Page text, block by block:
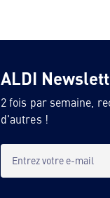
ALDI
2 fois par semaine,
d'autres !
Entrez votre e-mail